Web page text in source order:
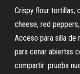
Crispy flour tortillas,
cheese, red
Acceso para silla de
para cenar abiertas
compartir: prueba